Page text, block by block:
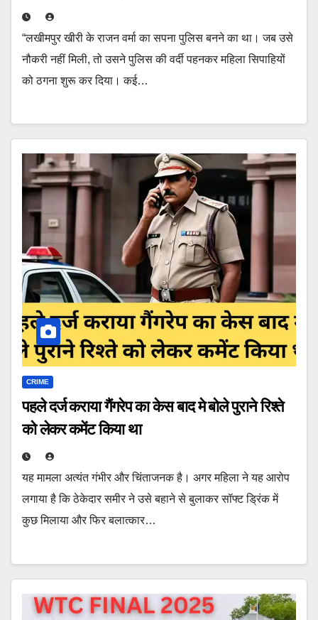
“लखीमपुर खीरी के राजन वर्मा का सपना पुलिस बनने का था। जब उसे
नौकरी नहीं मिली, तो उसने पुलिस की वर्दी पहनकर महिला सिपाहियों
को ठगना शुरू कर दिया। कई…
CRIME
पहले दर्ज कराया गैंगरेप का केस बाद मे बोले पुराने रिश्‍ते
को लेकर कमेंट किया था
यह मामला अत्यंत गंभीर और चिंताजनक है। अगर महिला ने यह आरोप
लगाया है कि ठेकेदार समीर ने उसे बहाने से बुलाकर सॉफ्ट ड्रिंक में
कुछ मिलाया और फिर बलात्कार…